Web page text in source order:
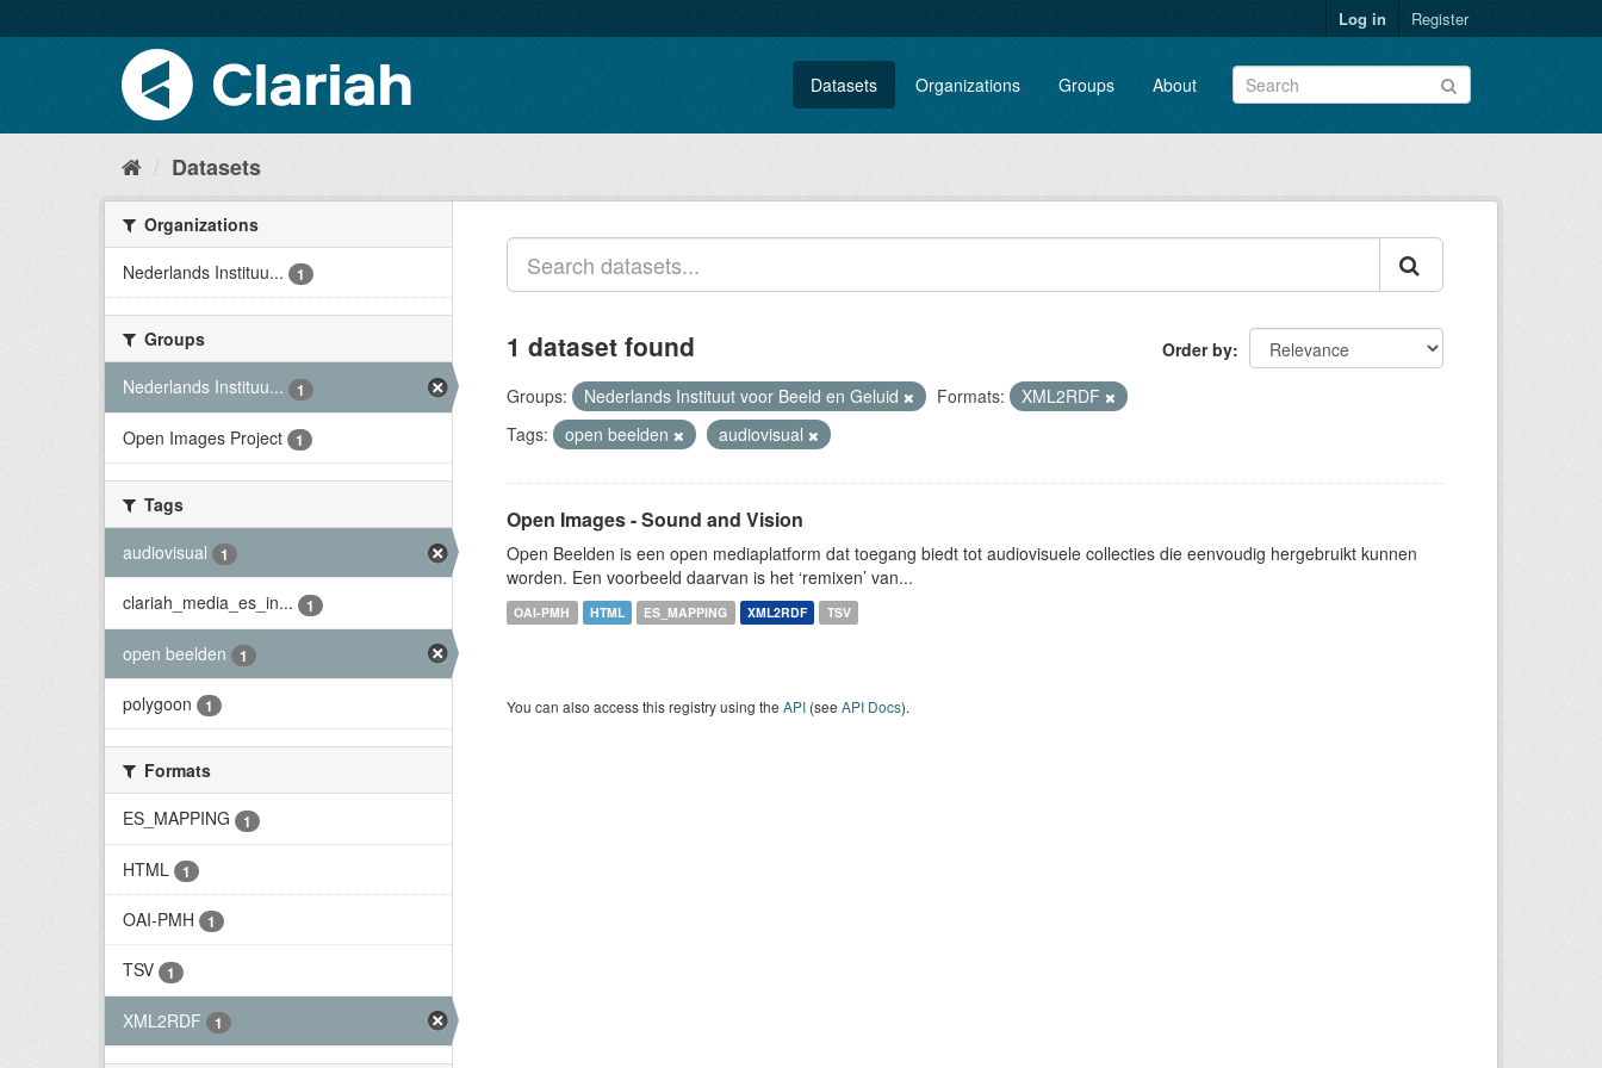
Log in Register
Datasets Organizations Groups About
Datasets
Organizations
Nederlands Instituu...
1
Groups
Nederlands Instituu...
1
Open Images Project 1
Tags
audiovisual
1
clariah_media_es_in... 1
open beelden 1
polygoon 1
Formats
ES_MAPPING
1
HTML 1
OAI-PMH 1
TSV 1
XML2RDF 1
Order by
1 dataset found
Groups: Nederlands Instituut voor Beeld en Geluid Formats:
XML2RDF
Tags:
open beelden audiovisual
Open Images - Sound and Vision
Open Beelden is een open mediaplatform dat toegang biedt tot audiovisuele collecties die eenvoudig hergebruikt kunnen
worden. Een voorbeeld daarvan is het ‘remixen’ van...
OAI-PMH HTML ES_MAPPING XML2RDF TSV
You can also access this registry using the API (see API Docs).